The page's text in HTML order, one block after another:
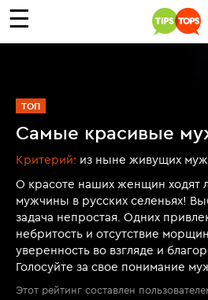
☰
ТОП
Самые красивые
Критерий: из ныне живущих
О красоте наших женщин ходят
мужчины в русских селеньях!
задача непростая. Одних
небритость и отсутствие
уверенность во взгляде и
Голосуйте за свое понимание
Этот рейтинг составлен